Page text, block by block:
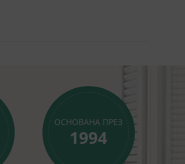
ОСНОВАНА ПРЕЗ
1994